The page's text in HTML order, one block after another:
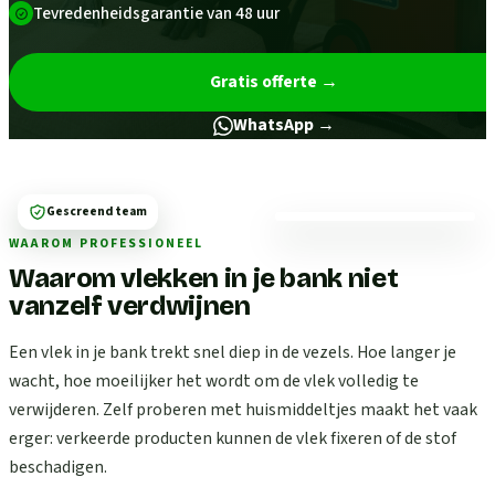
Tevredenheidsgarantie van 48 uur
Gratis offerte →
WhatsApp →
WAAROM PROFESSIONEEL
Waarom vlekken in je bank niet
vanzelf verdwijnen
Een vlek in je bank trekt snel diep in de vezels. Hoe langer je
wacht, hoe moeilijker het wordt om de vlek volledig te
verwijderen. Zelf proberen met huismiddeltjes maakt het vaak
erger: verkeerde producten kunnen de vlek fixeren of de stof
beschadigen.
Gescreend team